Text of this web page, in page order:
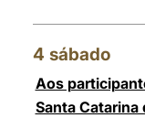
4 sábado
Aos
Santa Catarina